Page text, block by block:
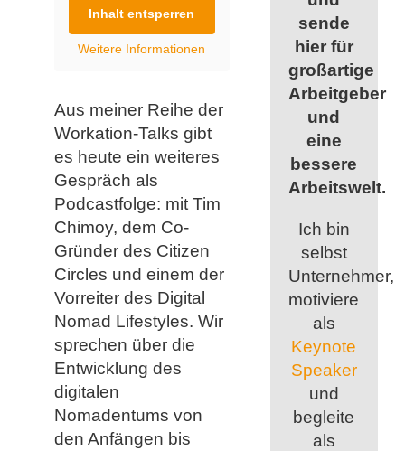
Inhalt entsperren
Weitere Informationen
Aus meiner Reihe der
Workation-Talks gibt
es heute ein weiteres
Gespräch als
Podcastfolge: mit Tim
Chimoy, dem Co-
Gründer des Citizen
Circles und einem der
Vorreiter des Digital
Nomad Lifestyles. Wir
sprechen über die
Entwicklung des
digitalen
Nomadentums von
den Anfängen bis
sende
hier für
großartige
Arbeitgeber
und
eine
bessere
Arbeitswelt.
Ich bin
selbst
Unternehmer,
motiviere
als
Keynote
Speaker
und
begleite
als